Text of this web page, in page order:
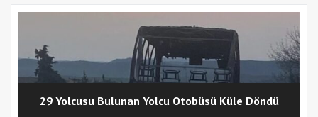
29 Yolcusu Bulunan Yolcu Otobüsü Küle Döndü